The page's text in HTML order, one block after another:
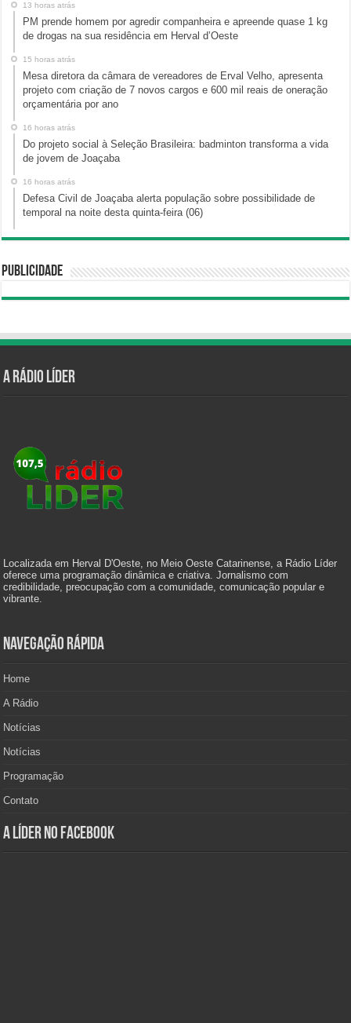
13 horas atrás
PM prende homem por agredir companheira e apreende quase 1 kg
de drogas na sua residência em Herval d’Oeste
15 horas atrás
Mesa diretora da câmara de vereadores de Erval Velho, apresenta
projeto com criação de 7 novos cargos e 600 mil reais de oneração
orçamentária por ano
16 horas atrás
Do projeto social à Seleção Brasileira: badminton transforma a vida
de jovem de Joaçaba
16 horas atrás
Defesa Civil de Joaçaba alerta população sobre possibilidade de
temporal na noite desta quinta-feira (06)
Publicidade
A Rádio Líder
Localizada em Herval D'Oeste, no Meio Oeste Catarinense, a Rádio Líder
oferece uma programação dinâmica e criativa. Jornalismo com
credibilidade, preocupação com a comunidade, comunicação popular e
vibrante.
Navegação Rápida
Home
A Rádio
Notícias
Notícias
Programação
Contato
A Líder no Facebook